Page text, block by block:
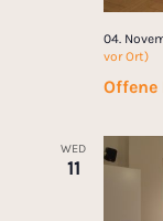
04.
vor Ort)
WED
11